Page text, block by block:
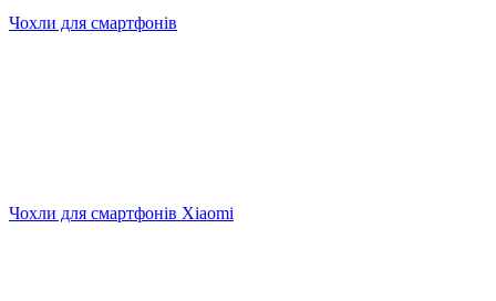
Чохли для смартфонів
Чохли для смартфонів Xiaomi